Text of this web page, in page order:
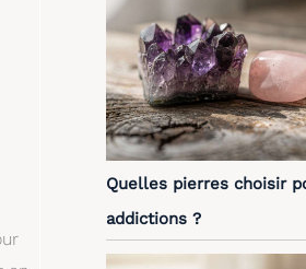
Quelles pierres choisir
addictions ?